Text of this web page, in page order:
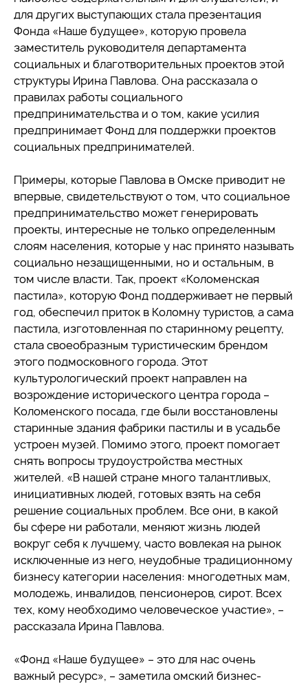
для других выступающих стала презентация
Фонда «Наше будущее», которую провела
заместитель руководителя департамента
социальных и благотворительных проектов этой
структуры Ирина Павлова. Она рассказала о
правилах работы социального
предпринимательства и о том, какие усилия
предпринимает Фонд для поддержки проектов
социальных предпринимателей.
Примеры, которые Павлова в Омске приводит не
впервые, свидетельствуют о том, что социальное
предпринимательство может генерировать
проекты, интересные не только определенным
слоям населения, которые у нас принято называть
социально незащищенными, но и остальным, в
том числе власти. Так, проект «Коломенская
пастила», которую Фонд поддерживает не первый
год, обеспечил приток в Коломну туристов, а сама
пастила, изготовленная по старинному рецепту,
стала своеобразным туристическим брендом
этого подмосковного города. Этот
культурологический проект направлен на
возрождение исторического центра города –
Коломенского посада, где были восстановлены
старинные здания фабрики пастилы и в усадьбе
устроен музей. Помимо этого, проект помогает
снять вопросы трудоустройства местных
жителей. «В нашей стране много талантливых,
инициативных людей, готовых взять на себя
решение социальных проблем. Все они, в какой
бы сфере ни работали, меняют жизнь людей
вокруг себя к лучшему, часто вовлекая на рынок
исключенные из него, неудобные традиционному
бизнесу категории населения: многодетных мам,
молодежь, инвалидов, пенсионеров, сирот. Всех
тех, кому необходимо человеческое участие», –
рассказала Ирина Павлова.
«Фонд «Наше будущее» – это для нас очень
важный ресурс», – заметила омский бизнес-